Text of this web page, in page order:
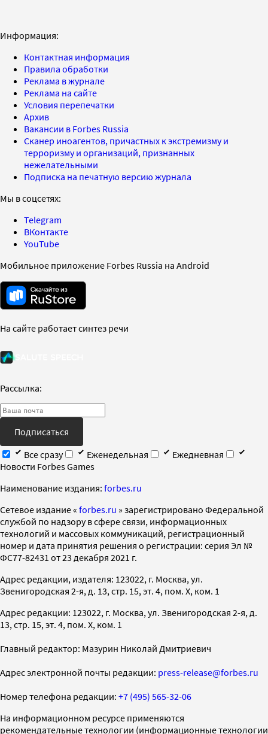
Информация:
Контактная информация
Правила обработки
Реклама в журнале
Реклама на сайте
Условия перепечатки
Архив
Вакансии в Forbes Russia
Сканер иноагентов, причастных к экстремизму и
терроризму и организаций, признанных
нежелательными
Подписка на печатную версию журнала
Мы в соцсетях:
Telegram
ВКонтакте
YouTube
Мобильное приложение Forbes Russia на Android
На сайте работает синтез речи
Рассылка:
Подписаться
Все сразу
Еженедельная
Ежедневная
Новости Forbes Games
Наименование издания: forbes.ru
Cетевое издание « forbes.ru » зарегистрировано Федеральной
службой по надзору в сфере связи, информационных
технологий и массовых коммуникаций, регистрационный
номер и дата принятия решения о регистрации: серия Эл №
ФС77-82431 от 23 декабря 2021 г.
Адрес редакции, издателя: 123022, г. Москва, ул.
Звенигородская 2-я, д. 13, стр. 15, эт. 4, пом. X, ком. 1
Адрес редакции: 123022, г. Москва, ул. Звенигородская 2-я, д.
13, стр. 15, эт. 4, пом. X, ком. 1
Главный редактор: Мазурин Николай Дмитриевич
Адрес электронной почты редакции: press-release@forbes.ru
Номер телефона редакции: +7 (495) 565-32-06
На информационном ресурсе применяются
рекомендательные технологии (информационные технологии